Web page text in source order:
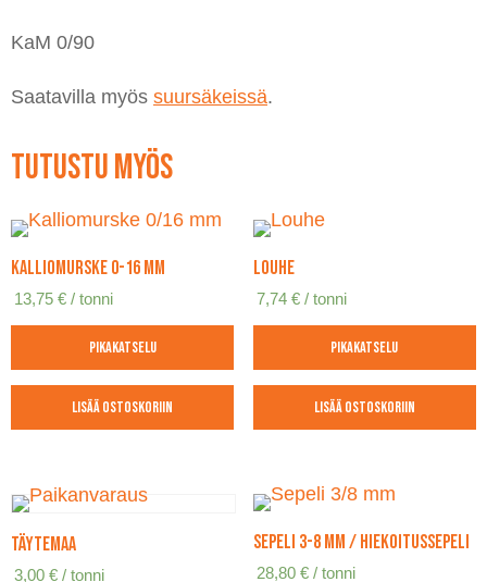
KaM 0/90
Saatavilla myös suursäkeissä.
Tutustu myös
Kalliomurske 0-16 mm
13,75€ / tonni
Pikakatselu
Lisää ostoskoriin
Louhe
7,74 € / tonni
Pikakatselu
Lisää ostoskoriin
Täytemaa
3,00€ / tonni
Sepeli 3-8 mm / hiekoitussepeli
28,80 € / tonni